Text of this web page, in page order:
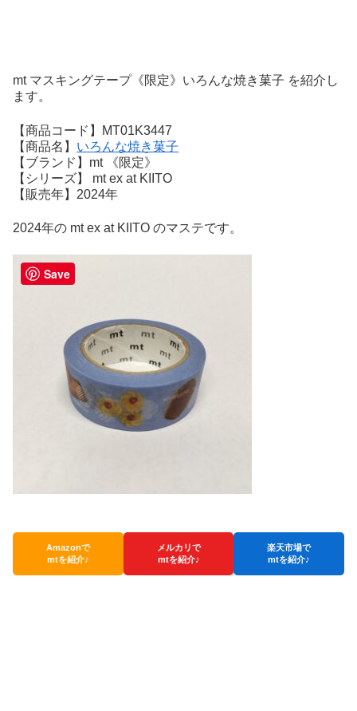
mt マスキングテープ《限定》いろんな焼き菓子 を紹介し
ます。
【商品コード】MT01K3447
【商品名】 いろんな焼き菓子
【ブランド】mt 《限定》
【シリーズ】 mt ex at KIITO
【販売年】2024年
2024年の mt ex at KIITO のマステです。
Amazonで
mtを紹介♪
メルカリで
mtを紹介♪
楽天市場で
mtを紹介♪
Save